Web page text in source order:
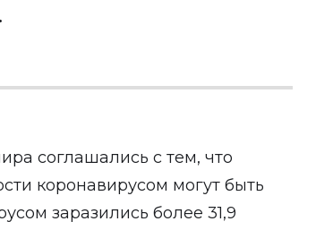
соглашались с тем, что
коронавирусом могут быть
заразились более 31,9